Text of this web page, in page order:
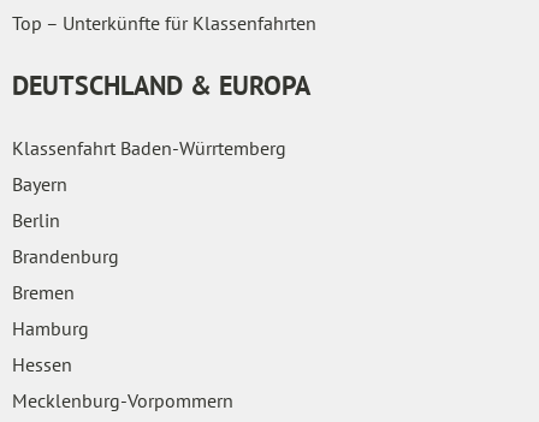
Top – Unterkünfte für Klassenfahrten
DEUTSCHLAND & EUROPA
Klassenfahrt Baden-Würrtemberg
Bayern
Berlin
Brandenburg
Bremen
Hamburg
Hessen
Mecklenburg-Vorpommern